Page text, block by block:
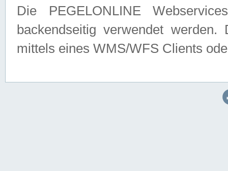
Die PEGELONLINE
backendseitig verwendet
mittels eines WMS/WFS Clients